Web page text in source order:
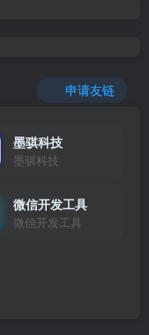
申请友链
墨骐科技
墨骐科技
微信开发工具
微信开发工具